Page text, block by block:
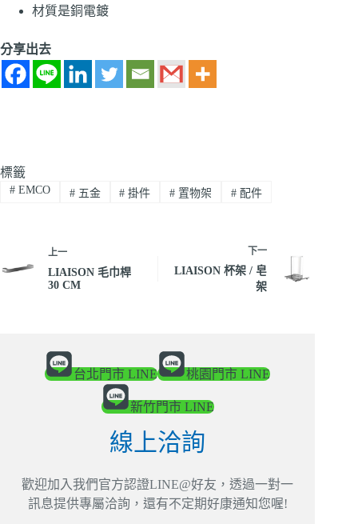
材質是銅電鍍
分享出去
標籤
#EMCO #五金 # 掛件 # 置物架 # 配件
上一
LIAISON 毛巾桿
30 CM
下一
LIAISON 杯架 / 皂
架
台北門市 LINE 桃園門市 LINE
新竹門市 LINE
線上洽詢
歡迎加入我們官方認證LINE@好友，透過一對一
訊息提供專屬洽詢，還有不定期好康通知您喔!